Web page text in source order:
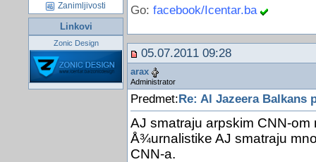
Zanimljivosti
Linkovi
Zonic Design
Go: facebook/Icentar.ba
05.07.2011 09:28
arax
Administrator
Predmet:Re: Al Jazeera Balkans
AJ smatraju arpskim CNN-
Å¾urnalistike AJ smatraju
CNN-a.